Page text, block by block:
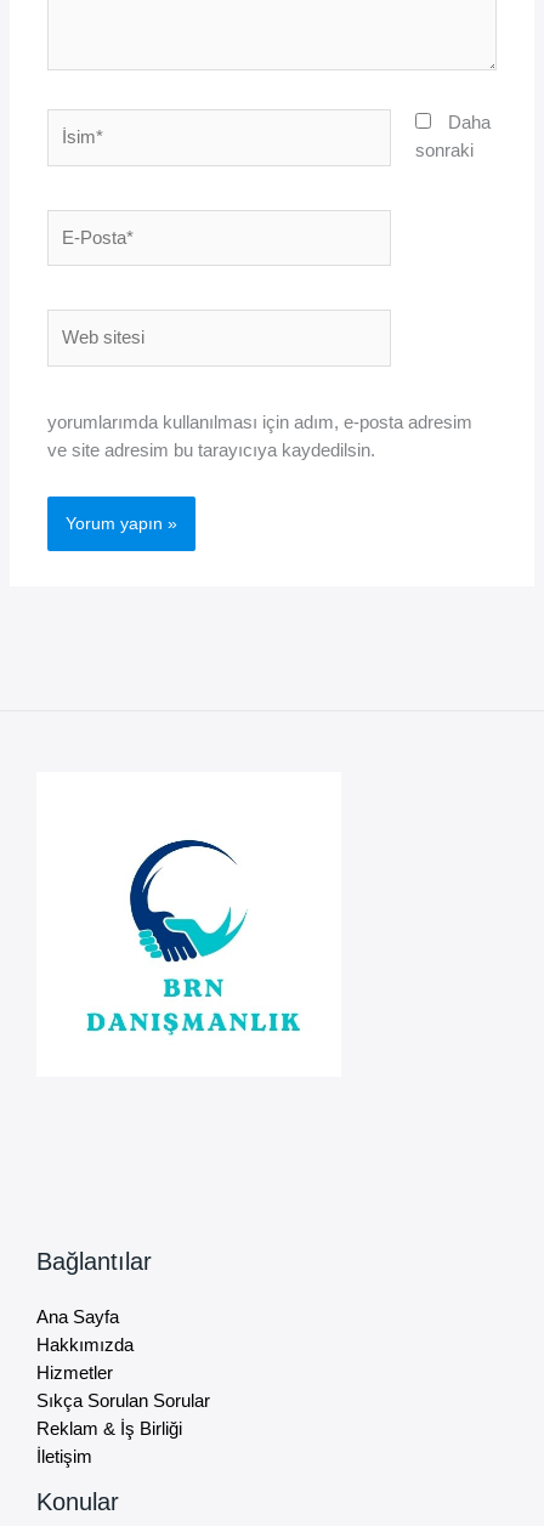
Posta*
sitesi
Daha
sonraki
yorumlarımda kullanılması için adım, e-posta adresim
ve site adresim bu tarayıcıya kaydedilsin.
Bağlantılar
Ana Sayfa
Hakkımızda
Hizmetler
Sıkça Sorulan Sorular
Reklam & İş Birliği
İletişim
Konular